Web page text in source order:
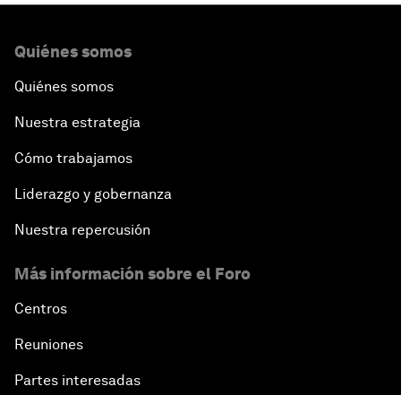
Quiénes somos
Quiénes somos
Nuestra estrategia
Cómo trabajamos
Liderazgo y gobernanza
Nuestra repercusión
Más información sobre el Foro
Centros
Reuniones
Partes interesadas